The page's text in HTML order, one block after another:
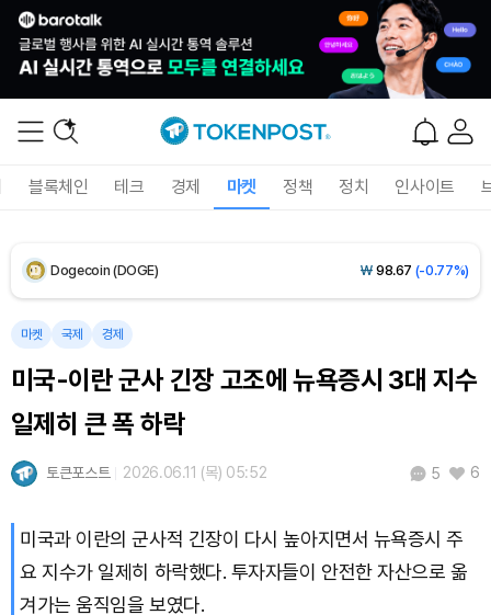
블록체인 테크 경제 마켓 정책 정치 인사이트
XRP (XRP) ₩1,478(-1.99%)
Dogecoin (DOGE) ₩ 98.67 (-0.77%)
Bitcoin (BTC)
마켓 국제 경제
미국-이란 군사 긴장 고조에 뉴욕증시 3대 지수
일제히 큰 폭 하락
토큰포스트 2026.06.11 (목) 05:52 5 6
미국과 이란의 군사적 긴장이 다시 높아지면서 뉴욕증시 주
요 지수가 일제히 하락했다. 투자자들이 안전한 자산으로 옮
겨가는 움직임을 보였다.